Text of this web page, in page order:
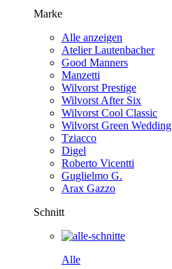
Marke
Alle anzeigen
Atelier Lautenbacher
Good Manners
Manzetti
Wilvorst Prestige
Wilvorst After Six
Wilvorst Cool Classic
Wilvorst Green Wedding
Tziacco
Digel
Roberto Vicentti
Guglielmo G.
Arax Gazzo
Schnitt
Alle